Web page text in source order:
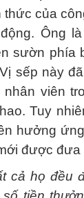
thức của
Ông
sườn phía
sếp này
nhân viên
Tuy
hưởng
được đưa
cả họ đều